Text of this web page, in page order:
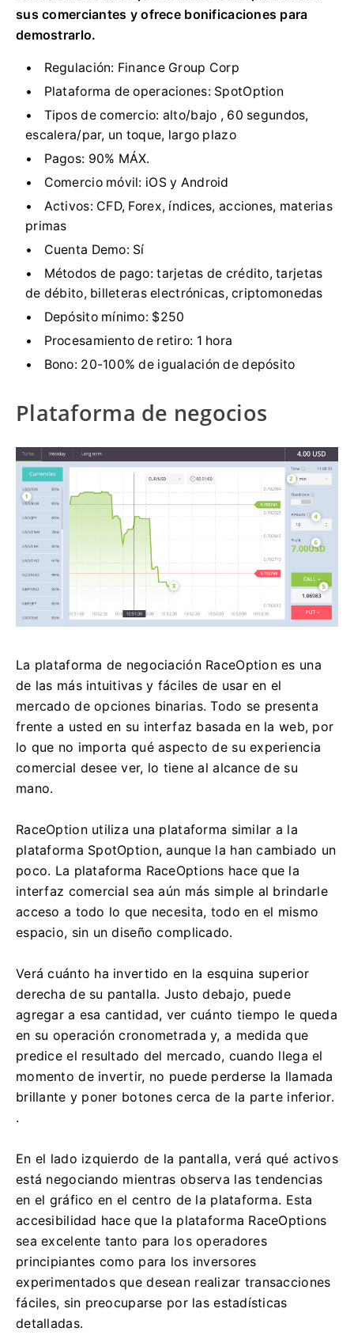
sus comerciantes y ofrece bonificaciones para
demostrarlo.
Regulación: Finance Group Corp
Plataforma de operaciones: SpotOption
Tipos de comercio: alto/bajo , 60 segundos,
escalera/par, un toque, largo plazo
Pagos: 90% MÁX.
Comercio móvil: iOS y Android
Activos: CFD, Forex, índices, acciones, materias
primas
Cuenta Demo: Sí
Métodos de pago:tarjetas de crédito,tarjetas
de débito, billeteras electrónicas, criptomonedas
Depósito mínimo: $250
Procesamiento de retiro: 1 hora
Bono: 20-100% de igualación de depósito
Plataforma de negocios
La plataforma de negociación RaceOption es una
de las más intuitivas y fáciles de usar en el
mercado de opciones binarias.Todo se presenta
frente a usted en su interfaz basada en la web, por
lo que no importa qué aspecto de su experiencia
comercial desee ver, lo tiene al alcance de su
mano.
RaceOption utiliza una plataforma similar a la
plataforma SpotOption, aunque la han cambiado un
poco. La plataforma RaceOptions hace que la
interfaz comercial sea aún más simple al brindarle
acceso a todo lo que necesita, todo en el mismo
espacio, sin un diseño complicado.
Verá cuánto ha invertido en la esquina superior
derecha de su pantalla. Justo debajo, puede
agregar a esa cantidad, ver cuánto tiempo le queda
en su operación cronometrada y, a medida que
predice el resultado del mercado, cuando llega el
momento de invertir, no puede perderse la llamada
brillante y poner botones cerca de la parte inferior.
.
En el lado izquierdo de la pantalla, verá qué activos
está negociando mientras observa las tendencias
en el gráfico en el centro de la plataforma. Esta
accesibilidad hace que la plataforma RaceOptions
sea excelente tanto para los operadores
principiantes como para los inversores
experimentados que desean realizar transacciones
fáciles, sin preocuparse por las estadísticas
detalladas.